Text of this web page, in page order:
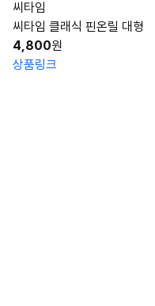
씨타임
씨타임 클래식 핀온릴 대형
4,800원
상품링크